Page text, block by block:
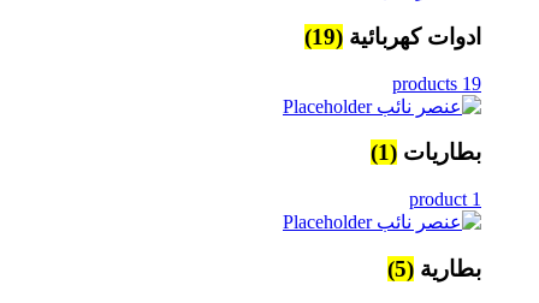
ادوات كهربائية (19)
19 products
بطاريات (1)
1 product
بطارية (5)